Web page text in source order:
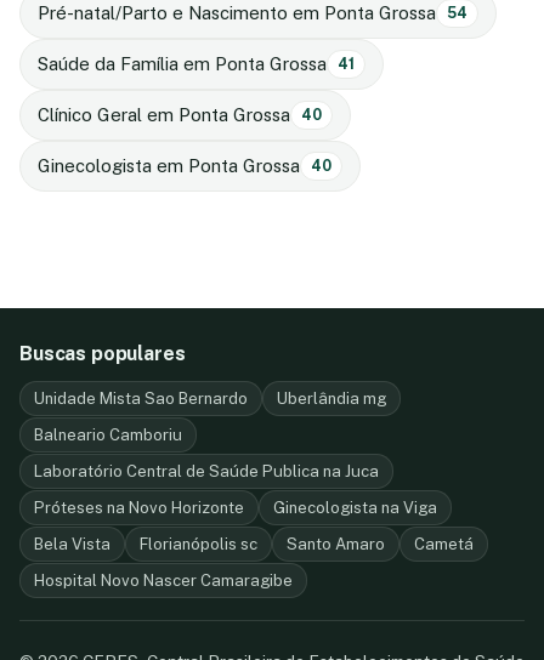
Pré-natal/Parto e Nascimento em Ponta Grossa 54
Saúde da Família em Ponta Grossa 41
Clínico Geral em Ponta Grossa 40
Ginecologista em Ponta Grossa 40
Buscas populares
Unidade Mista Sao Bernardo
Uberlândia mg
Balneario Camboriu
Laboratório Central de Saúde Publica na Juca
Próteses na Novo Horizonte
Ginecologista na Viga
Bela Vista
Florianópolis sc Santo Amaro
Cametá
Hospital Novo Nascer Camaragibe